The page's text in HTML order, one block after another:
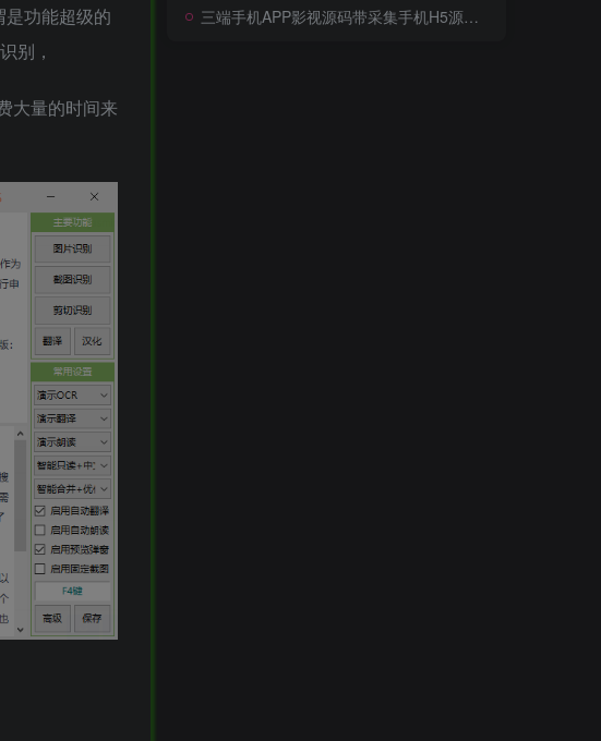
功能超级的
别，
大量的时间来
三端手机APP影视源码带采集手机H5源码带VIP卡密功能